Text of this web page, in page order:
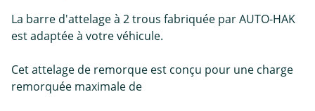
La barre d'attelage à 2 trous fabriquée par AUTO-HAK
est adaptée à votre véhicule.
Cet attelage de remorque est conçu pour une charge
remorquée maximale de